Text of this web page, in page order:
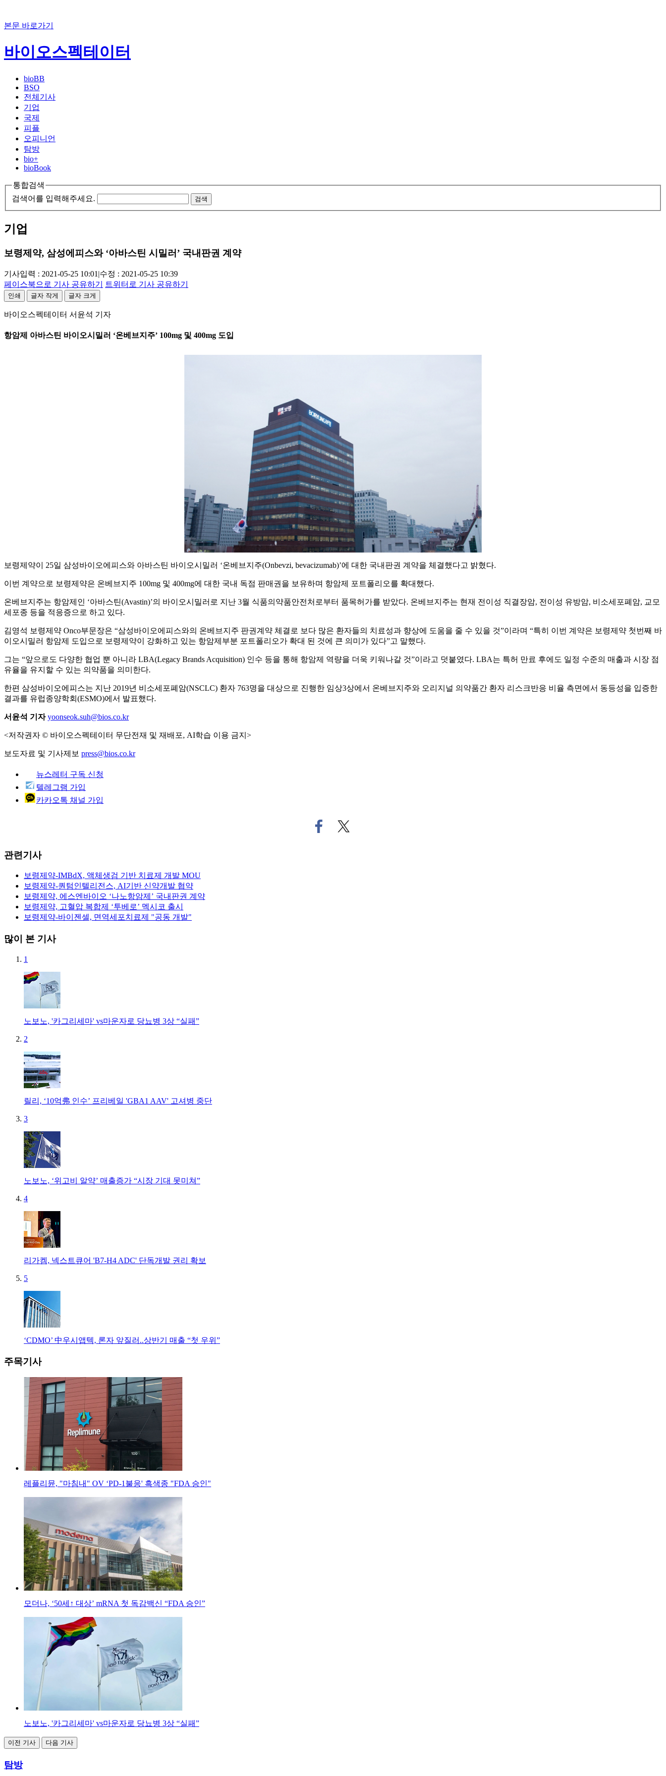
본문 바로가기
바이오스펙테이터
bioBB
BSO
전체기사
기업
국제
피플
오피니언
탐방
bio+
bioBook
통합검색
검색어를 입력해주세요.
검색
기업
보령제약, 삼성에피스와 ‘아바스틴 시밀러’ 국내판권 계약
기사입력 : 2021-05-25 10:01 |수정 : 2021-05-25 10:39
페이스북으로 기사 공유하기
트위터로 기사 공유하기
인쇄 글자 작게 글자 크게
바이오스펙테이터 서윤석 기자
항암제 아바스틴 바이오시밀러 ‘온베브지주’ 100mg 및 400mg 도입
보령제약이 25일 삼성바이오에피스와 아바스틴 바이오시밀러 ‘온베브지주(Onbevzi, bevacizumab)’에 대한 국내판권 계약을 체결했다고 밝혔다.
이번 계약으로 보령제약은 온베브지주 100mg 및 400mg에 대한 국내 독점 판매권을 보유하며 항암제 포트폴리오를 확대했다.
온베브지주는 항암제인 ‘아바스틴(Avastin)’의 바이오시밀러로 지난 3월 식품의약품안전처로부터 품목허가를 받았다. 온베브지주는 현재 전이성 직결장암, 전이성 유방암, 비소세포폐암, 교모
세포종 등을 적응증으로 하고 있다.
김영석 보령제약 Onco부문장은 “삼성바이오에피스와의 온베브지주 판권계약 체결로 보다 많은 환자들의 치료성과 향상에 도움을 줄 수 있을 것”이라며 “특히 이번 계약은 보령제약 첫번째 바
이오시밀러 항암제 도입으로 보령제약이 강화하고 있는 항암제부분 포트폴리오가 확대 된 것에 큰 의미가 있다”고 말했다.
그는 “앞으로도 다양한 협업 뿐 아니라 LBA(Legacy Brands Acquisition) 인수 등을 통해 항암제 역량을 더욱 키워나갈 것”이라고 덧붙였다. LBA는 특허 만료 후에도 일정 수준의 매출과 시장 점
유율을 유지할 수 있는 의약품을 의미한다.
한편 삼성바이오에피스는 지난 2019년 비소세포폐암(NSCLC) 환자 763명을 대상으로 진행한 임상3상에서 온베브지주와 오리지널 의약품간 환자 리스크반응 비율 측면에서 동등성을 입증한
결과를 유럽종양학회(ESMO)에서 발표했다.
서윤석 기자 yoonseok.suh@bios.co.kr
<저작권자 © 바이오스펙테이터 무단전재 및 재배포, AI학습 이용 금지>
보도자료 및 기사제보 press@bios.co.kr
뉴스레터 구독 신청
텔레그램 가입
카카오톡 채널 가입
페
이
트
위
관련기사
보령제약-IMBdX, 액체생검 기반 치료제 개발 MOU
보령제약-퀀텀인텔리전스, AI기반 신약개발 협약
보령제약, 에스엔바이오 ‘나노항암제’ 국내판권 계약
보령제약, 고혈압 복합제 ‘투베로’ 멕시코 출시
보령제약-바이젠셀, 면역세포치료제 "공동 개발"
많이 본 기사
1
노보노, '카그리세마' vs마운자로 당뇨병 3상 “실패”
2
릴리, ‘10억弗 인수’ 프리베일 'GBA1 AAV' 고셔병 중단
3
노보노, ‘위고비 알약’ 매출증가 “시장 기대 못미쳐”
4
리가켐, 넥스트큐어 'B7-H4 ADC' 단독개발 권리 확보
5
‘CDMO’ 中우시앱텍, 론자 앞질러..상반기 매출 “첫 우위”
주목기사
레플리뮨, "마침내" OV ‘PD-1불응' 흑색종 "FDA 승인"
모더나, ‘50세↑ 대상’ mRNA 첫 독감백신 “FDA 승인”
노보노, '카그리세마' vs마운자로 당뇨병 3상 “실패”
이전 기사 다음 기사
탐방